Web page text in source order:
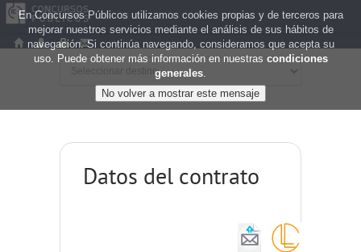
Datos del contrato
En Concursos Públicos utilizamos cookies propias y de terceros para
mejorar nuestros servicios mediante el análisis de sus hábitos de
navegación. Si continúa navegando, consideramos que acepta su
uso. Puede obtener más información en nuestras condiciones
generales.